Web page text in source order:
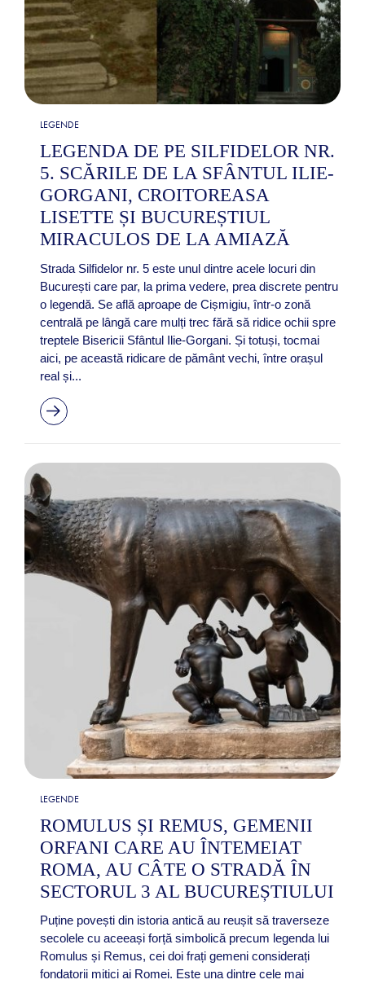
LEGENDE
LEGENDA DE PE SILFIDELOR NR.
5. SCĂRILE DE LA SFÂNTUL ILIE-
GORGANI, CROITOREASA
LISETTE ȘI BUCUREȘTIUL
MIRACULOS DE LA AMIAZĂ
Strada Silfidelor nr. 5 este unul dintre acele locuri din
București care par, la prima vedere, prea discrete pentru
o legendă. Se află aproape de Cișmigiu, într-o zonă
centrală pe lângă care mulți trec fără să ridice ochii spre
treptele Bisericii Sfântul Ilie-Gorgani. Și totuși, tocmai
aici, pe această ridicare de pământ vechi, între orașul
real și...
LEGENDE
ROMULUS ȘI REMUS, GEMENII
ORFANI CARE AU ÎNTEMEIAT
ROMA, AU CÂTE O STRADĂ ÎN
SECTORUL 3 AL BUCUREȘTIULUI
Puține povești din istoria antică au reușit să traverseze
secolele cu aceeași forță simbolică precum legenda lui
Romulus și Remus, cei doi frați gemeni considerați
fondatorii mitici ai Romei. Este una dintre cele mai